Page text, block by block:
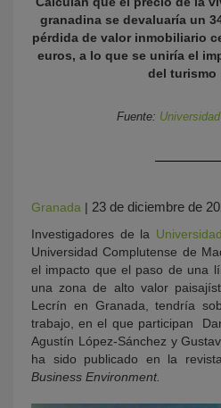
granadina se devaluaría un
pérdida de valor inmobiliario
euros, a lo que se uniría el
del turismo
Fuente:
Granada | 23 de diciembre de
Investigadores de la
Universidad Complutense de
el impacto que el paso de una
una zona de alto valor
Lecrín en Granada, tendría
trabajo, en el que participan
Agustín López-Sánchez y
ha sido publicado en la
Business Environment.